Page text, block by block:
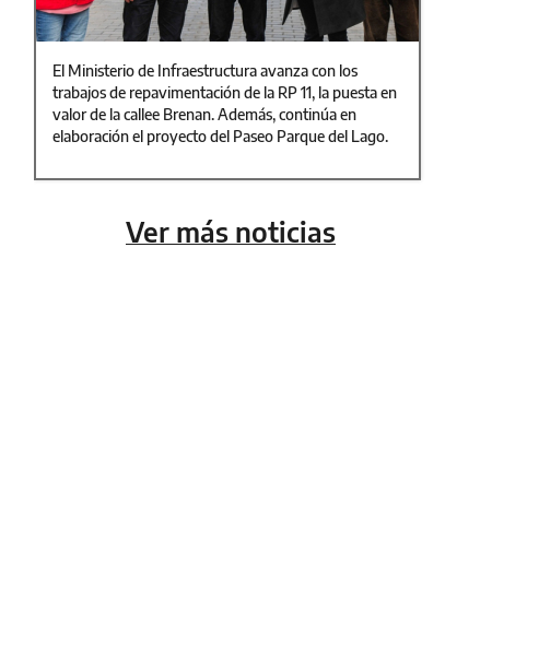
El Ministerio de Infraestructura avanza con los
trabajos de repavimentación de la RP 11, la puesta en
valor de la callee Brenan. Además, continúa en
elaboración el proyecto del Paseo Parque del Lago.
Ver más noticias